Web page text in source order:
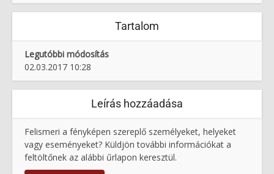
Tartalom
Legutóbbi módosítás
02.03.2017 10:28
Leírás hozzáadása
Felismeri a fényképen szereplő személyeket, helyeket
vagy eseményeket? Küldjön további információkat a
feltöltőnek az alábbi űrlapon keresztül.